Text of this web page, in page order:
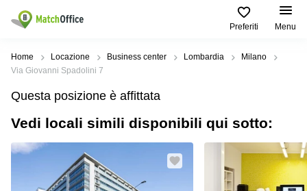
Preferiti Menu
Dare in locazione e affittare
Tipologie di
locali
Ufficio
Zone
Popolari
Genova
Milano
Ricerche
popolari
Coworking
Lazio
Coworking
Bologna
Aiuto
Chi Siamo
Metti in elenco il tuo ufficio
Home Locazione Business center Lombardia
Milano
Via Giovanni Spadolini 7
Questa posizione è affittata
Vedi locali simili disponibili qui sotto: